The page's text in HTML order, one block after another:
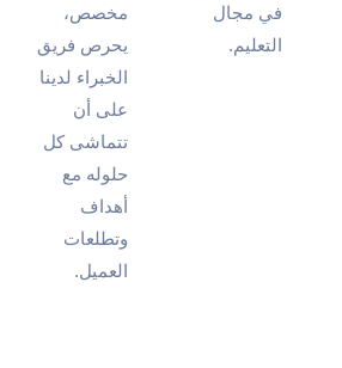
في مجال
التعليم.
مخصص،
يحرص فريق
الخبراء لدينا
على أن
تتماشى كل
حلوله مع
أهداف
وتطلعات
العميل.